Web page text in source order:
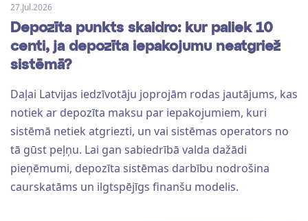
27.Jul.2026
Depozīta punkts skaidro: kur paliek 10
centi, ja depozīta iepakojumu neatgriež
sistēmā?
Daļai Latvijas iedzīvotāju joprojām rodas jautājums, kas
notiek ar depozīta maksu par iepakojumiem, kuri
sistēmā netiek atgriezti, un vai sistēmas operators no
tā gūst peļņu. Lai gan sabiedrībā valda dažādi
pieņēmumi, depozīta sistēmas darbību nodrošina
caurskatāms un ilgtspējīgs finanšu modelis.